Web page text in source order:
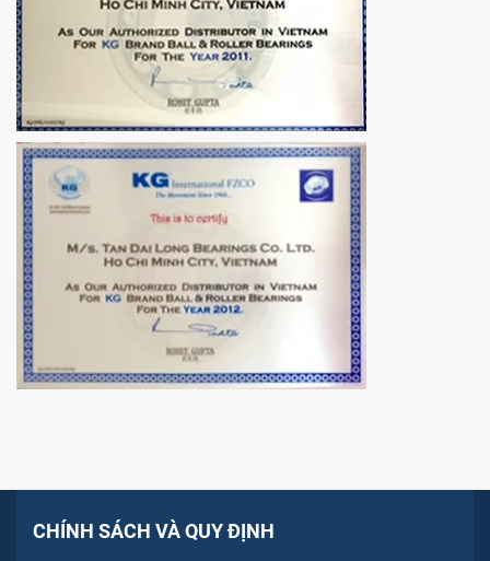
CHÍNH SÁCH VÀ QUY ĐỊNH